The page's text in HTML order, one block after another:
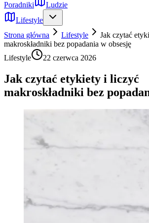
Poradniki
Ludzie
Lifestyle
Strona główna
Lifestyle
Jak czytać
makroskładniki bez popadania w obsesję
Lifestyle
22 czerwca 2026
Jak czytać etykiety i liczyć
makroskładniki bez